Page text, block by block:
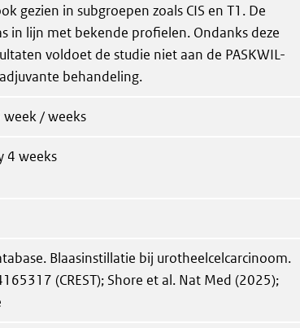
gezien in subgroepen zoals CIS en T1. De
in lijn met bekende profielen. Ondanks deze
voldoet de studie niet aan de PASKWIL-
behandeling.
/ weeks
4 weeks
Blaasinstillatie bij urotheelcelcarcinoom.
(CREST); Shore et al. Nat Med (2025);